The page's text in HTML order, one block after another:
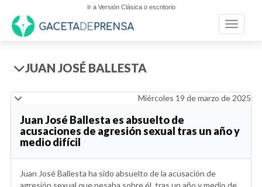
Ir a Versión Clásica o escritorio
Toggle
JUAN JOSÉ BALLESTA
Miércoles 19 de marzo de 2025
Juan José Ballesta es absuelto de
acusaciones de agresión sexual tras un año y
medio difícil
Juan José Ballesta ha sido absuelto de la acusación de
agresión sexual que pesaba sobre él, tras un año y medio de